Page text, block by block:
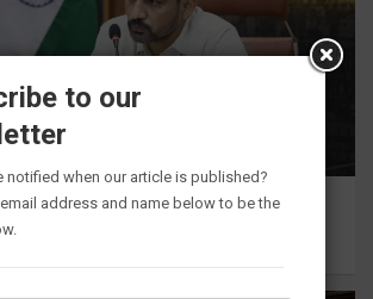
को जन-जन तक पहुंचाने की तैयारी
to our
notified when our article is published?
address and name below to be the